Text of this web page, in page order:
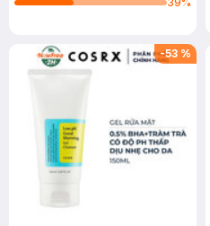
-53 %